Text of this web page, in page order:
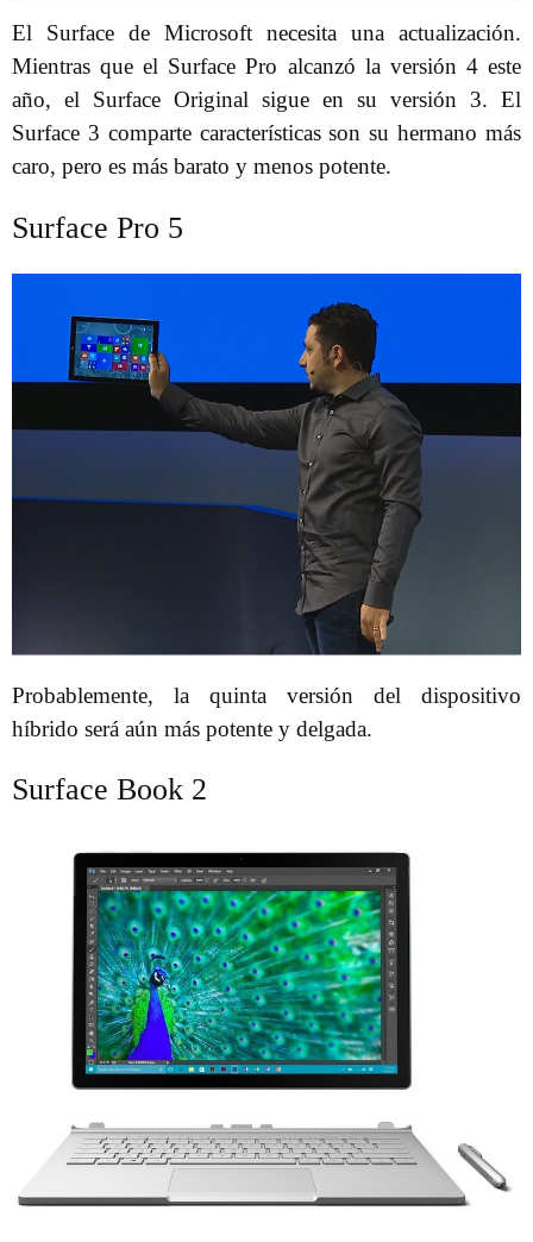
El Surface de Microsoft necesita una actualización.
Mientras que el Surface Pro alcanzó la versión 4 este
año, el Surface Original sigue en su versión 3. El
Surface 3 comparte características son su hermano más
caro, pero es más barato y menos potente.
Surface Pro 5
Probablemente, la quinta versión del dispositivo
híbrido será aún más potente y delgada.
Surface Book 2